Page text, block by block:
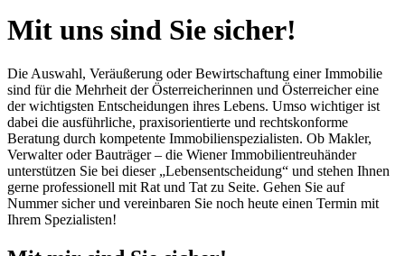
Mit uns sind Sie sicher!
Die Auswahl, Veräußerung oder Bewirtschaftung einer Immobilie
sind für die Mehrheit der Österreicherinnen und Österreicher eine
der wichtigsten Entscheidungen ihres Lebens. Umso wichtiger ist
dabei die ausführliche, praxisorientierte und rechtskonforme
Beratung durch kompetente Immobilienspezialisten. Ob Makler,
Verwalter oder Bauträger – die Wiener Immobilientreuhänder
unterstützen Sie bei dieser „Lebensentscheidung“ und stehen Ihnen
gerne professionell mit Rat und Tat zu Seite. Gehen Sie auf
Nummer sicher und vereinbaren Sie noch heute einen Termin mit
Ihrem Spezialisten!